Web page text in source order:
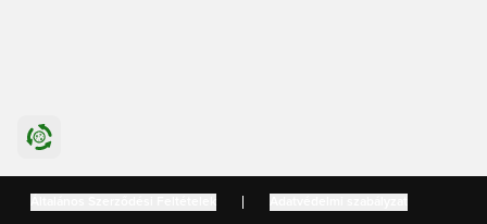
International
Sverige